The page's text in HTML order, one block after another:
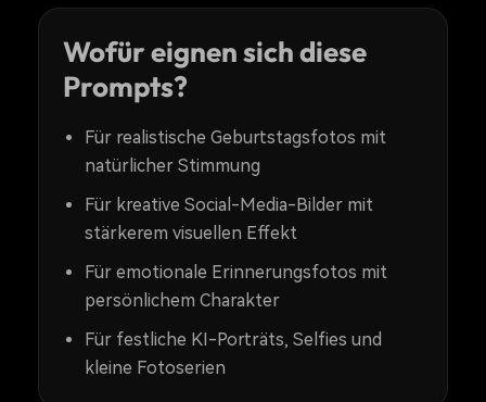
Wofür eignen sich diese
Prompts?
Für realistische Geburtstagsfotos mit
natürlicher Stimmung
Für kreative Social-Media-Bilder mit
stärkerem visuellen Effekt
Für emotionale Erinnerungsfotos mit
persönlichem Charakter
Für festliche KI-Porträts, Selfies und
kleine Fotoserien